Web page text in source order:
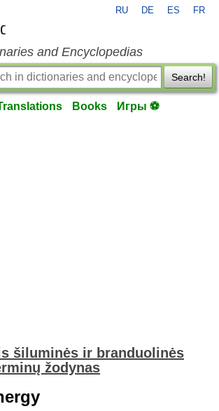
RU DE ES FR
and Encyclopedias
Search!
Books Игры ⚽
šiluminės ir branduolinės
žodynas